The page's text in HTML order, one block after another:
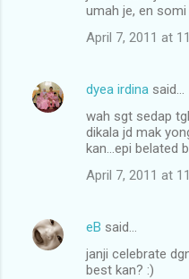
umah je, en somi
April 7, 2011 at
dyea irdina said…
wah sgt sedap
dikala jd mak
kan...epi belated
April 7, 2011 at
eB said…
janji celebrate
best kan? :)